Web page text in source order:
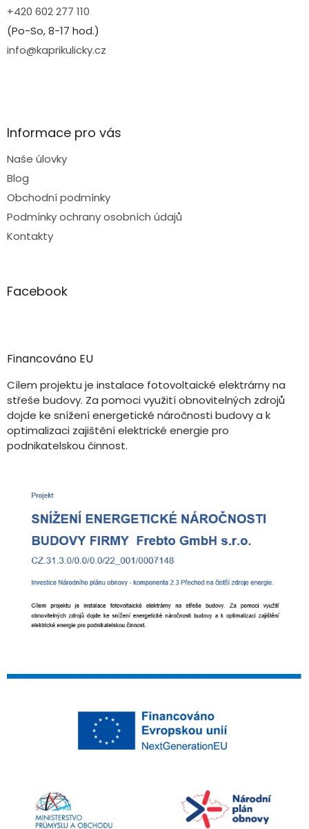
+420 602 277 110
(Po-So, 8-17 hod.)
info@kaprikulicky.cz
Informace pro vás
Naše úlovky
Blog
Obchodní podmínky
Podmínky ochrany osobních údajů
Kontakty
Facebook
Financováno EU
Cílem projektu je instalace fotovoltaické elektrárny na
střeše budovy. Za pomoci využití obnovitelných zdrojů
dojde ke snížení energetické náročnosti budovy a k
optimalizaci zajištění elektrické energie pro
podnikatelskou činnost.